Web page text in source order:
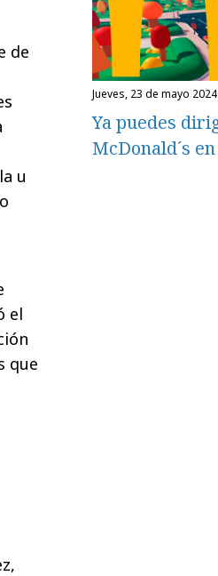
de
u
el
que
jueves, 23 de mayo 2024
Ya puedes
McDonald´s